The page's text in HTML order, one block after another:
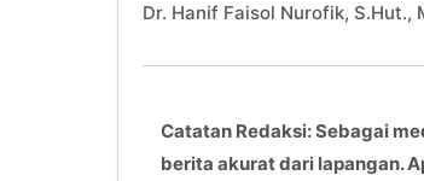
Dr. Hanif Faisol Nurofik, S.Hut.,
Catatan Redaksi: Sebagai
berita akurat dari lapangan.